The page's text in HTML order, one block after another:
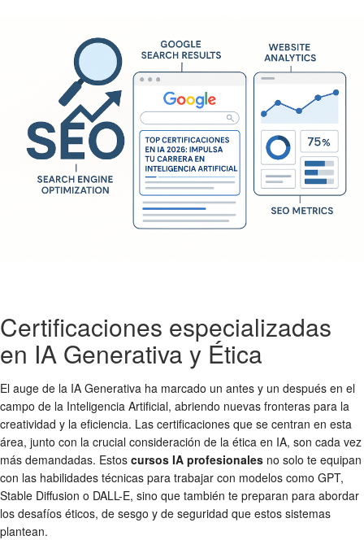
Certificaciones especializadas
en IA Generativa y Ética
El auge de la IA Generativa ha marcado un antes y un después en el
campo de la Inteligencia Artificial, abriendo nuevas fronteras para la
creatividad y la eficiencia. Las certificaciones que se centran en esta
área, junto con la crucial consideración de la ética en IA, son cada vez
más demandadas. Estos cursos IA profesionales no solo te equipan
con las habilidades técnicas para trabajar con modelos como GPT,
Stable Diffusion o DALL-E, sino que también te preparan para abordar
los desafíos éticos, de sesgo y de seguridad que estos sistemas
plantean.